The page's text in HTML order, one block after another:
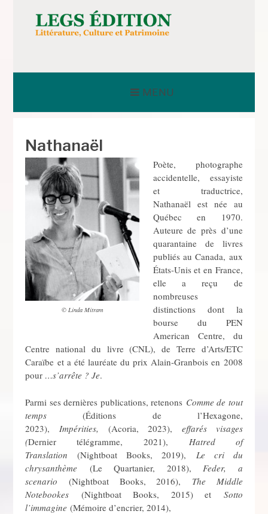
contenuLEGS ÉDITION
MENU
Nathanaël
© Linda Mitram
Poète, photographe
accidentelle, essayiste
et traductrice,
Nathanaël est née au
Québec en 1970.
Auteure de près d’une
quarantaine de livres
publiés au Canada, aux
États-Unis et en France,
elle a reçu de
nombreuses
distinctions dont la
bourse du PEN
American Centre, du
Centre national du livre (CNL), de Terre d’Arts/ETC
Caraïbe et a été lauréate du prix Alain-Granbois en 2008
pour …s’arrête ? Je.
Parmi ses dernières publications, retenons Comme de tout
temps(Éditions de l’Hexagone,
2023), Impérities, (Acoria, 2023), effarés visages
(Dernier télégramme, 2021), Hatred of
Translation (Nightboat Books, 2019), Le cri du
chrysanthème (Le Quartanier, 2018), Feder, a
scenario (Nightboat Books, 2016), The Middle
Notebookes (Nightboat Books, 2015) et Sotto
l’immagine (Mémoire d’encrier, 2014),